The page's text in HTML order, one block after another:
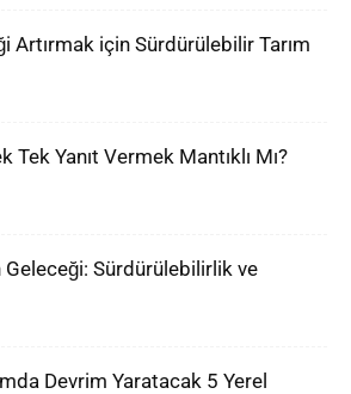
Artırmak için Sürdürülebilir Tarım
Tek Yanıt Vermek Mantıklı Mı?
Geleceği: Sürdürülebilirlik ve
Devrim Yaratacak 5 Yerel